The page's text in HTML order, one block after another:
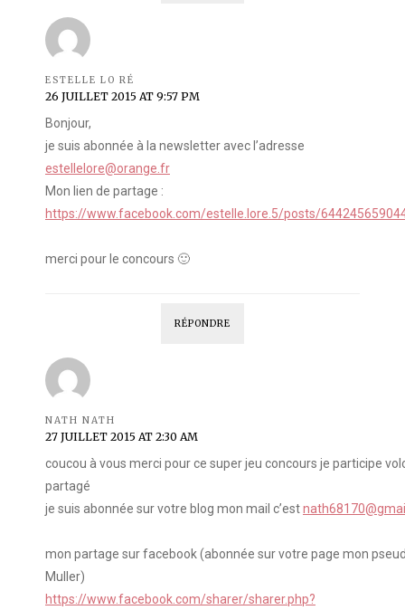
ESTELLE LO RÉ
26 JUILLET 2015 AT 9:57 PM
Bonjour,
je suis abonnée à la newsletter avec l’adresse
estellelore@orange.fr
Mon lien de partage :
https://www.facebook.com/estelle.lore.5/posts/
merci pour le concours 🙂
RÉPONDRE
NATH NATH
27 JUILLET 2015 AT 2:30 AM
coucou à vous merci pour ce super jeu concours je participe
partagé
je suis abonnée sur votre blog mon mail c’est
mon partage sur facebook (abonnée sur votre page mon
Muller)
https://www.facebook.com/sharer/sharer.php?